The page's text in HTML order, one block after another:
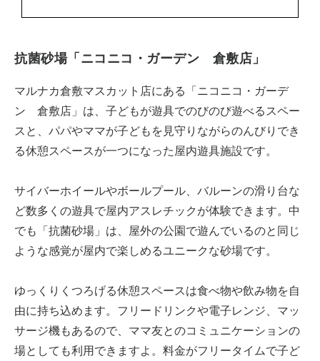
抗菌砂場「ニコニコ・ガーデン 倉敷店」
マルナカ倉敷マスカット店にある「ニコニコ・ガーデ
ン 倉敷店」は、子どもが遊具でのびのび遊べるスペー
スと、パパやママが子どもを見守りながらのんびりでき
る休憩スペースが一つになった屋内遊具施設です。
サイバーホイールやボールプール、バルーンの滑り台な
ど数多くの遊具で屋内アスレチックが体験できます。中
でも「抗菌砂場」は、屋外の公園で遊んでいるのと同じ
ような感覚が屋内で楽しめるユニークな砂場です。
ゆっくりくつろげる休憩スペースは食べ物や飲み物を自
由に持ち込めます。フリードリンクや電子レンジ、マッ
サージ機もあるので、ママ友とのコミュニケーションの
場としても利用できますよ。料金がフリータイムで子ど